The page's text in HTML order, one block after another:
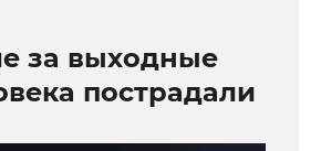
за выходные
пострадали